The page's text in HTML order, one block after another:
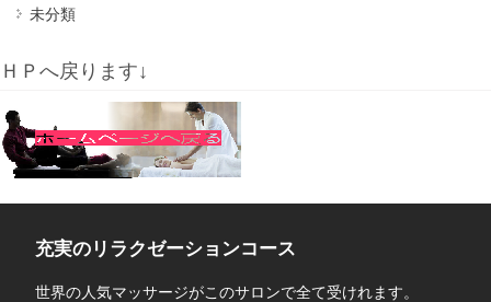
未分類
ＨＰへ戻ります↓
充実のリラクゼーションコース
世界の人気マッサージがこのサロンで全て受けれます。